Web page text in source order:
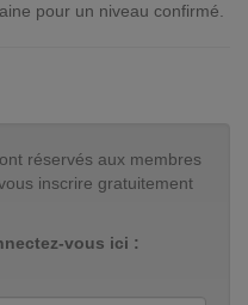
pour un niveau confirmé.
réservés aux membres
inscrire gratuitement
vous ici :